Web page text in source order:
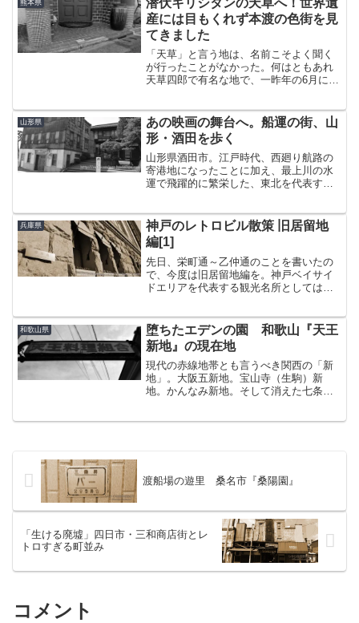
トロな町並みを再現した...
熊本県
産には目もくれず本渡の色街を見
てきました
「天草」と言う地は、名前こそよく聞く
が行ったことがなかった。何はともあれ
天草四郎で有名な地で、一昨年の6月には
ゃあ世界遺産を見に行って、ついでに美
味しい魚でも・・ なん...
山形県
あの映画の舞台へ。船運の街、山
形・酒田を歩く
山形県酒田市。江戸時代、西廻り航路の
寄港地になったことに加え、最上川の水
運で飛躍的に繁栄した、東北を代表する
が数多く残り往時の様子を伝えている。
そんなわけで東北遠征二日目...
兵庫県
神戸のレトロビル散策 旧居留地
編[1]
先日、栄町通～乙仲通のことを書いたの
で、今度は旧居留地編を。神戸ベイサイ
ドエリアを代表する観光名所としてはや
がる一帯で、かつて日本の外国人居留地
の中で最もよく整備された...
和歌山県
堕ちたエデンの園 和歌山『天王
新地』の現在地
現代の赤線地帯とも言うべき関西の「新
地」。大阪五新地。宝山寺（生駒）新
地。かんなみ新地。そして消えた七条新
渡船場の遊里 桑名市『桑陽園』
「生ける廃墟」四日市・三和商店街とレ
トロすぎる町並み
コメント